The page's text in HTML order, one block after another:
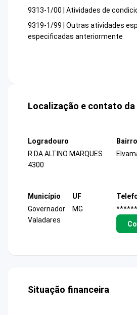
9313-1/00 | Atividades de
9319-1/99 | Outras atividades
especificadas anteriormente
Localização e contato da
Logradouro
R DA ALTINO MARQUES
4300
Bairro
Município
Governador
Valadares
UF
MG
Situação financeira